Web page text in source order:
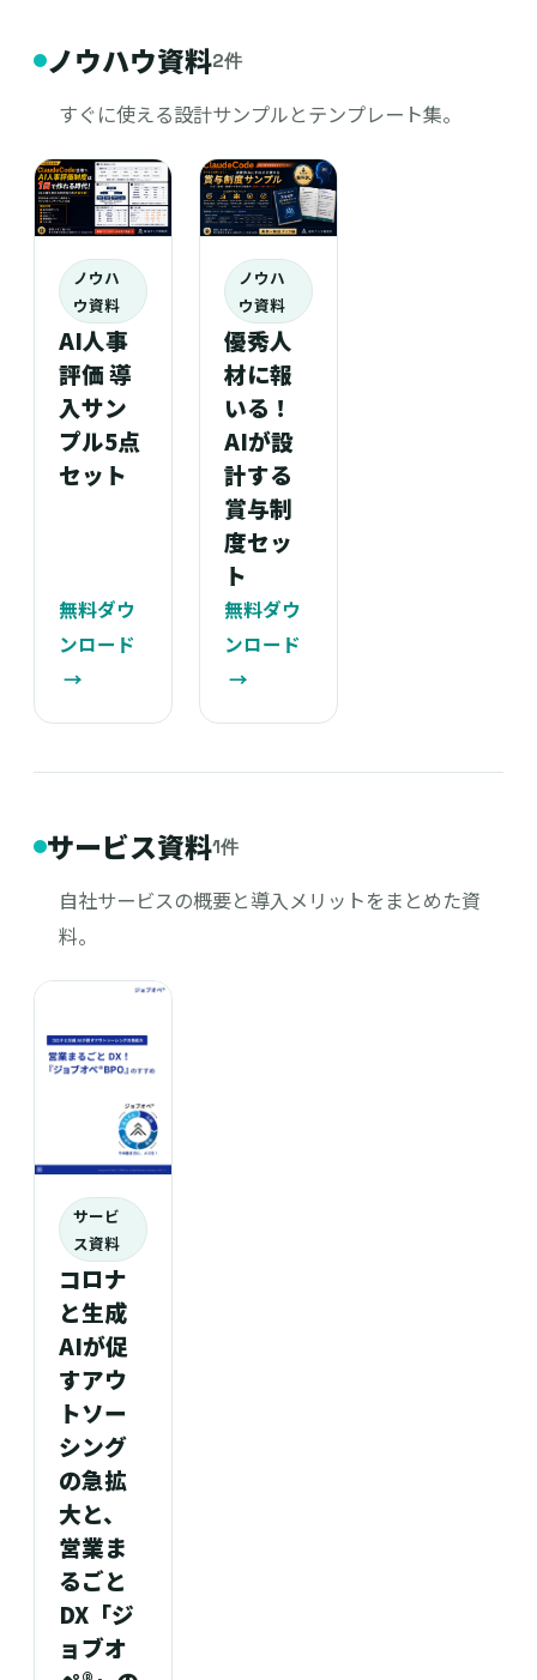
ノウハウ資料2件
すぐに使える設計サンプルとテンプレート集。
ノウハ
ウ資料
AI人事
評価 導
入サン
プル5点
セット
無料ダウ
ンロード
→
ノウハ
ウ資料
優秀人
材に報
いる！
AIが設
計する
賞与制
度セッ
ト
無料ダウ
ンロード
→
サービス資料1件
自社サービスの概要と導入メリットをまとめた資
料。
サービ
ス資料
コロナ
と生成
AIが促
すアウ
トソー
シング
の急拡
大と、
営業ま
るごと
DX「ジ
ョブオ